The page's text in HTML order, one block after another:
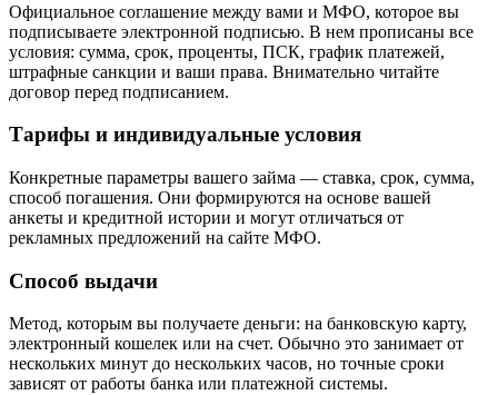
Официальное соглашение между вами и МФО, которое вы
подписываете электронной подписью. В нем прописаны все
условия: сумма, срок, проценты, ПСК, график платежей,
штрафные санкции и ваши права. Внимательно читайте
договор перед подписанием.
Тарифы и индивидуальные условия
Конкретные параметры вашего займа — ставка, срок, сумма,
способ погашения. Они формируются на основе вашей
анкеты и кредитной истории и могут отличаться от
рекламных предложений на сайте МФО.
Способ выдачи
Метод, которым вы получаете деньги: на банковскую карту,
электронный кошелек или на счет. Обычно это занимает от
нескольких минут до нескольких часов, но точные сроки
зависят от работы банка или платежной системы.